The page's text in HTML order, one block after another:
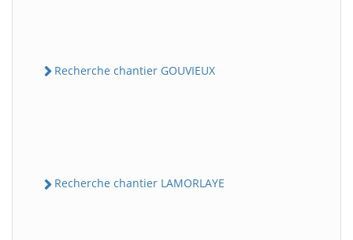
Recherche chantier GOUVIEUX
Recherche chantier LAMORLAYE